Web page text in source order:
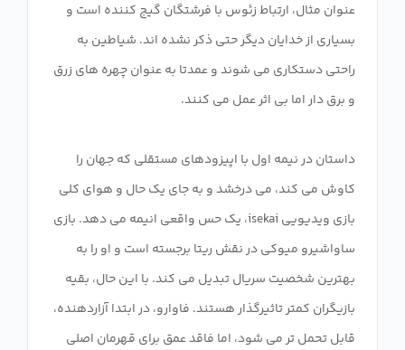
عنوان مثال، ارتباط زئوس با فرشتگان گیج کننده است و
بسیاری از خدایان دیگر حتی ذکر نشده اند. شیاطین به
راحتی دستکاری می شوند و عمدتا به عنوان چهره های زرق
داستان در نیمه اول با اپیزودهای مستقلی که جهان را
کاوش می کند، می درخشد و به جای یک حال و هوای کلی
بازی ویدیویی isekai، یک حس واقعی انیمه می دهد. بازی
ساواشیرو میوکی در نقش ریتا برجسته است و او را به
بهترین شخصیت سریال تبدیل می کند. با این حال، بقیه
بازیگران کمتر تاثیرگذار هستند. فاوارو، در ابتدا آزاردهنده،
قابل تحمل تر می شود، اما فاقد عمق برای قهرمان اصلی